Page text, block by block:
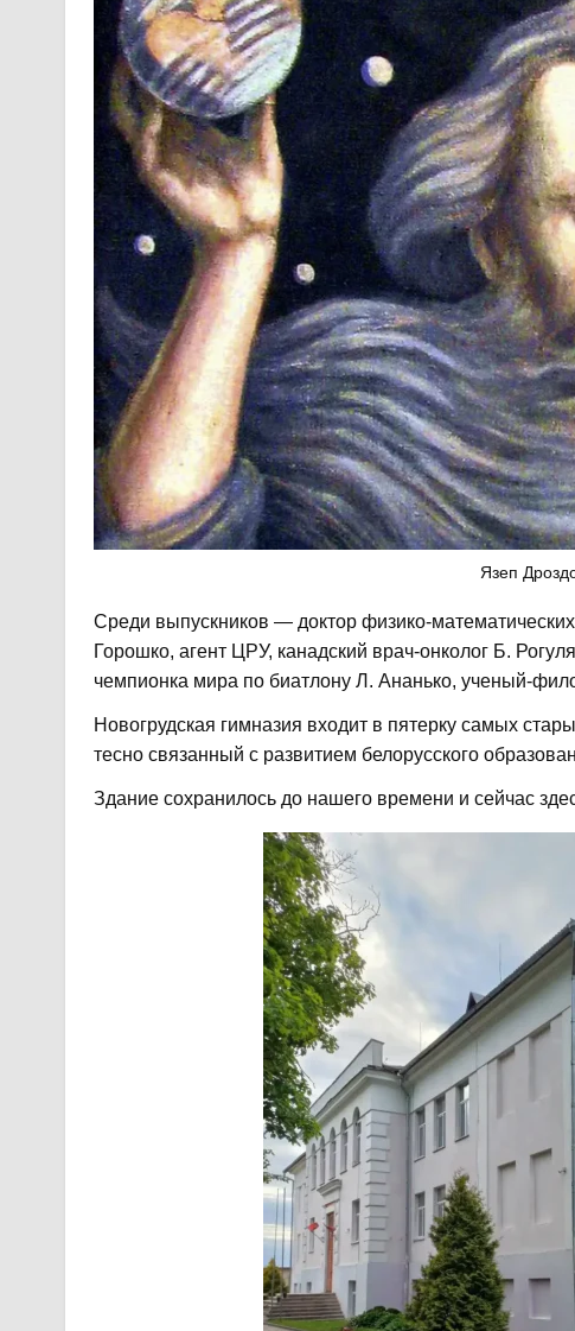
Язеп
Среди выпускников — доктор физико-
Горошко, агент ЦРУ, канадский врач-онколог Б.
чемпионка мира по биатлону Л. Ананько, ученый-
Новогрудская гимназия входит в пятерку самых
тесно связанный с развитием белорусского
Здание сохранилось до нашего времени и сейчас